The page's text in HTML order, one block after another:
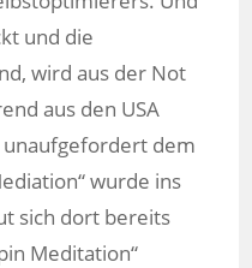
und die
wird aus der Not
aus den USA
unaufgefordert dem
wurde ins
sich dort bereits
Meditation“